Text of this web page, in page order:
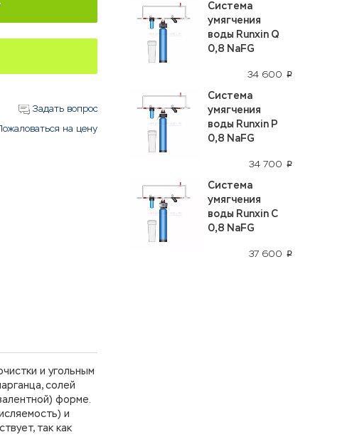
Задать вопрос
на цену
34 600 p
Система
умягчения
воды Runxin Q
0,8 NaFG
34 700 p
Система
умягчения
воды Runxin P
0,8 NaFG
37 600 p
Система
умягчения
воды Runxin C
0,8 NaFG
и угольным
солей
форме.
и
так как